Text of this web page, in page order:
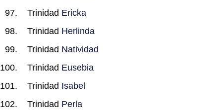
Trinidad Ericka
Trinidad Herlinda
Trinidad Natividad
Trinidad Eusebia
Trinidad Isabel
Trinidad Perla